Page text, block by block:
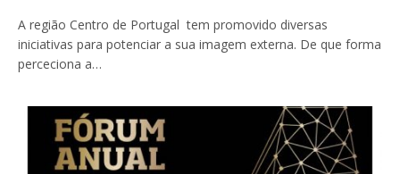
A região Centro de Portugal tem promovido diversas
iniciativas para potenciar a sua imagem externa. De que forma
perceciona a…